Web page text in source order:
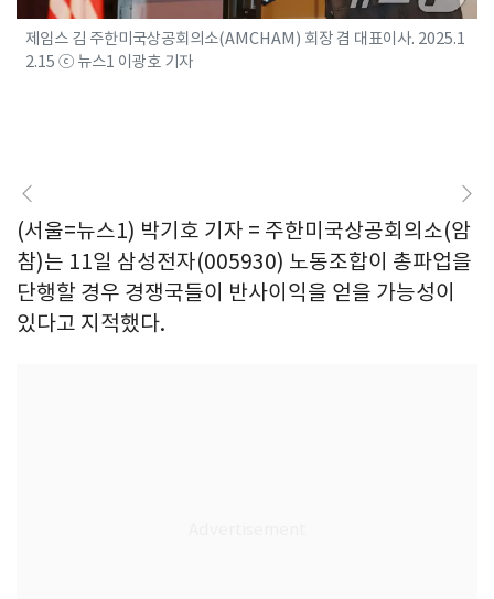
제임스 김 주한미국상공회의소(AMCHAM) 회장 겸 대표이사. 2025.1
2.15 ⓒ 뉴스1 이광호 기자
(서울=뉴스1) 박기호 기자 = 주한미국상공회의소(암
참)는 11일 삼성전자(005930) 노동조합이 총파업을
단행할 경우 경쟁국들이 반사이익을 얻을 가능성이
있다고 지적했다.